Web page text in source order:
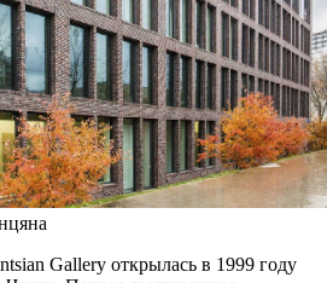
Gallery открылась в 1999 году